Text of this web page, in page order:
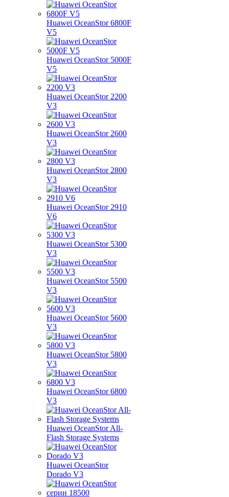
Huawei OceanStor 6800F
V5
Huawei OceanStor 5000F
V5
Huawei OceanStor 2200
V3
Huawei OceanStor 2600
V3
Huawei OceanStor 2800
V3
Huawei OceanStor 2910
V6
Huawei OceanStor 5300
V3
Huawei OceanStor 5500
V3
Huawei OceanStor 5600
V3
Huawei OceanStor 5800
V3
Huawei OceanStor 6800
V3
Huawei OceanStor All-
Flash Storage Systems
Huawei OceanStor
Dorado V3